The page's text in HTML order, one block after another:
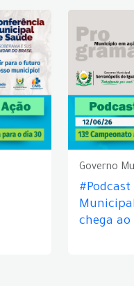
Governo
#Podcast
chega ao